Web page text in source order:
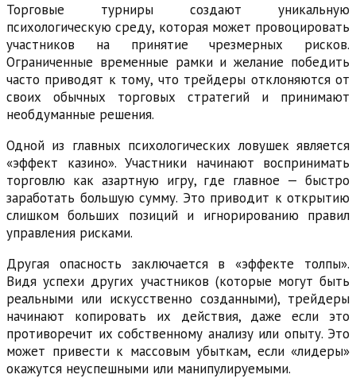
Торговые турниры создают уникальную
психологическую среду, которая может провоцировать
участников на принятие чрезмерных рисков.
Ограниченные временные рамки и желание победить
часто приводят к тому, что трейдеры отклоняются от
своих обычных торговых стратегий и принимают
необдуманные решения.
Одной из главных психологических ловушек является
«эффект казино». Участники начинают воспринимать
торговлю как азартную игру, где главное — быстро
заработать большую сумму. Это приводит к открытию
слишком больших позиций и игнорированию правил
управления рисками.
Другая опасность заключается в «эффекте толпы».
Видя успехи других участников (которые могут быть
реальными или искусственно созданными), трейдеры
начинают копировать их действия, даже если это
противоречит их собственному анализу или опыту. Это
может привести к массовым убыткам, если «лидеры»
окажутся неуспешными или манипулируемыми.